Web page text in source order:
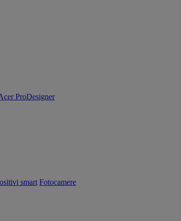
ProDesigner
smart Fotocamere